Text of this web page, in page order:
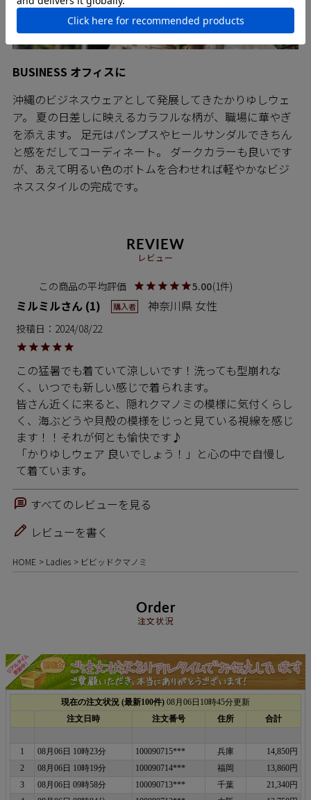
BUSINESS オフィスに
沖縄のビジネスウェアとして発展してきたかりゆしウェ
ア。 夏の日差しに映えるカラフルな柄が、職場に華やぎ
を添えます。 足元はパンプスやヒールサンダルできちん
と感をだしてコーディネート。 ダークカラーも良いです
が、あえて明るい色のボトムを合わせれば軽やかなビジ
ネススタイルの完成です。
REVIEW
レビュー
5.00 1
ミルミル 1 購入者 神奈川県 女性
投稿日 2024/08/22
この猛暑でも着ていて涼しいです！洗っても型崩れな
く、いつでも新しい感じで着られます。
皆さん近くに来ると、隠れクマノミの模様に気付くらし
く、海ぶどうや貝殻の模様をじっと見ている視線を感じ
ます！！それが何とも愉快です♪
「かりゆしウェア 良いでしょう！」と心の中で自慢し
すべてのレビューを見る
レビューを書く
HOME Ladies ビビッドクマノミ
Order
注文状況